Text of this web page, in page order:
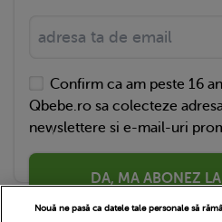
Confirm ca am peste 16
Qbebe.ro sa colecteze
newslettere si e-mail-uri
DA, MA ABONEZ
Nouă ne pasă ca datele tale personale să